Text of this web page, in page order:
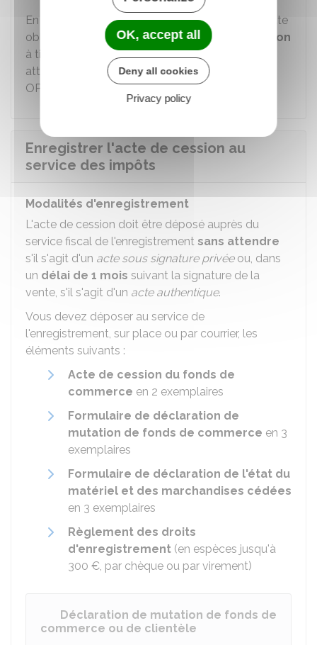
En cas de cession, l'évaluation du respect de cette
obligation doit êtreannexée à l'acte de cession
à titre d'information, sur la base de la dernière
attestation numérique annuelle générée par
OPERAT.
Enregistrer l'acte de cession au
service des impôts
Modalités d'enregistrement
L'acte de cession doit être déposé auprès du
service fiscal de l'enregistrement sans attendre
s'il s'agit d'un acte sous signature privéeou, dans
un délai de 1 mois suivant la signature de la
vente, s'il s'agit d'un acte authentique.
Vous devez déposer au service de
l'enregistrement, sur place ou par courrier, les
éléments suivants :
Acte de cession du fonds de
commerce en 2 exemplaires
Formulaire de déclaration de
mutation de fonds de commerce en 3
exemplaires
Formulaire de déclaration de l'état du
matériel et des marchandises cédées
en 3 exemplaires
Règlement des droits
d'enregistrement (en espèces jusqu'à
300 €, par chèque ou par virement)
Déclaration de mutation de fonds de
commerce ou de clientèle
OK, accept all
Deny all cookies
Privacy policy